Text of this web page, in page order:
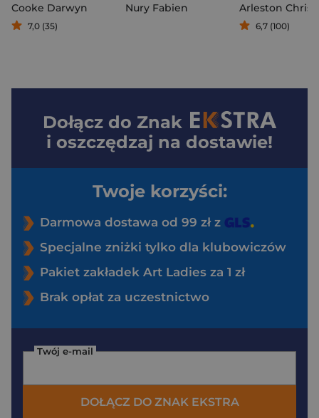
Cooke Darwyn
7,0 (35)
Nury Fabien
6,7 (100)
Dołącz do Znak
i oszczędzaj na dostawie!
Twoje korzyści:
Darmowa dostawa od 99 zł z
Specjalne zniżki tylko dla klubowiczów
Pakiet zakładek Art Ladies za 1 zł
Brak opłat za uczestnictwo
Twój e-mail
DOŁĄCZ DO ZNAK EKSTRA